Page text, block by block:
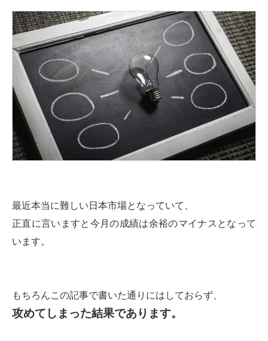
最近本当に難しい日本市場となっていて、
正直に言いますと今月の成績は余裕のマイナスとなって
います。
もちろんこの記事で書いた通りにはしておらず、
攻めてしまった結果であります。